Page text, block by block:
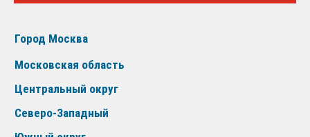
Город Москва
Московская область
Центральный округ
Северо-Западный